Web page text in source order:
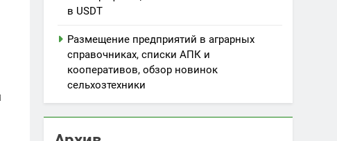
в USDT
Размещение предприятий в аграрных
справочниках, списки АПК и
кооперативов, обзор новинок
сельхозтехники